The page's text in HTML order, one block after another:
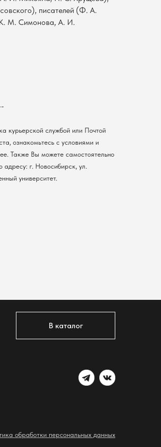
писателей (Ф. А.
М. Симонова, А. И.
курьерской службой или Почтой
ознакомьтесь с условиями и
Также Вы можете самостоятельно
г. Новосибирск, ул.
университет.
В каталог
обработки персональных данных